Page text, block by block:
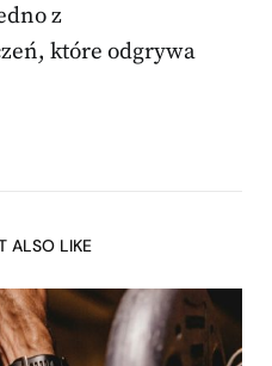
z
które odgrywa
ALSO LIKE